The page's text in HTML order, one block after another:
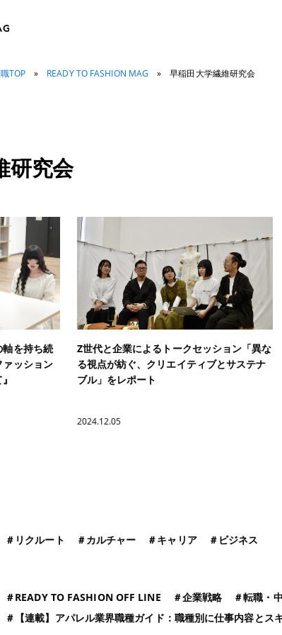
TOP » READY TO FASHION MAG » 早稲田大学繊維研究会
研究会
を持ち続
ァッション
Z世代と企業によるトークセッション「異な
る視点が紡ぐ、クリエイティブとサステナ
ブル」をレポート
2024.12.05
＃ リクルート ＃カルチャー ＃キャリア ＃ ビジネス
＃READY TO FASHION OFF LINE ＃企業戦略 ＃転職・
＃
【連載】アパレル業界職種ガイド：職種別に仕事内容とス